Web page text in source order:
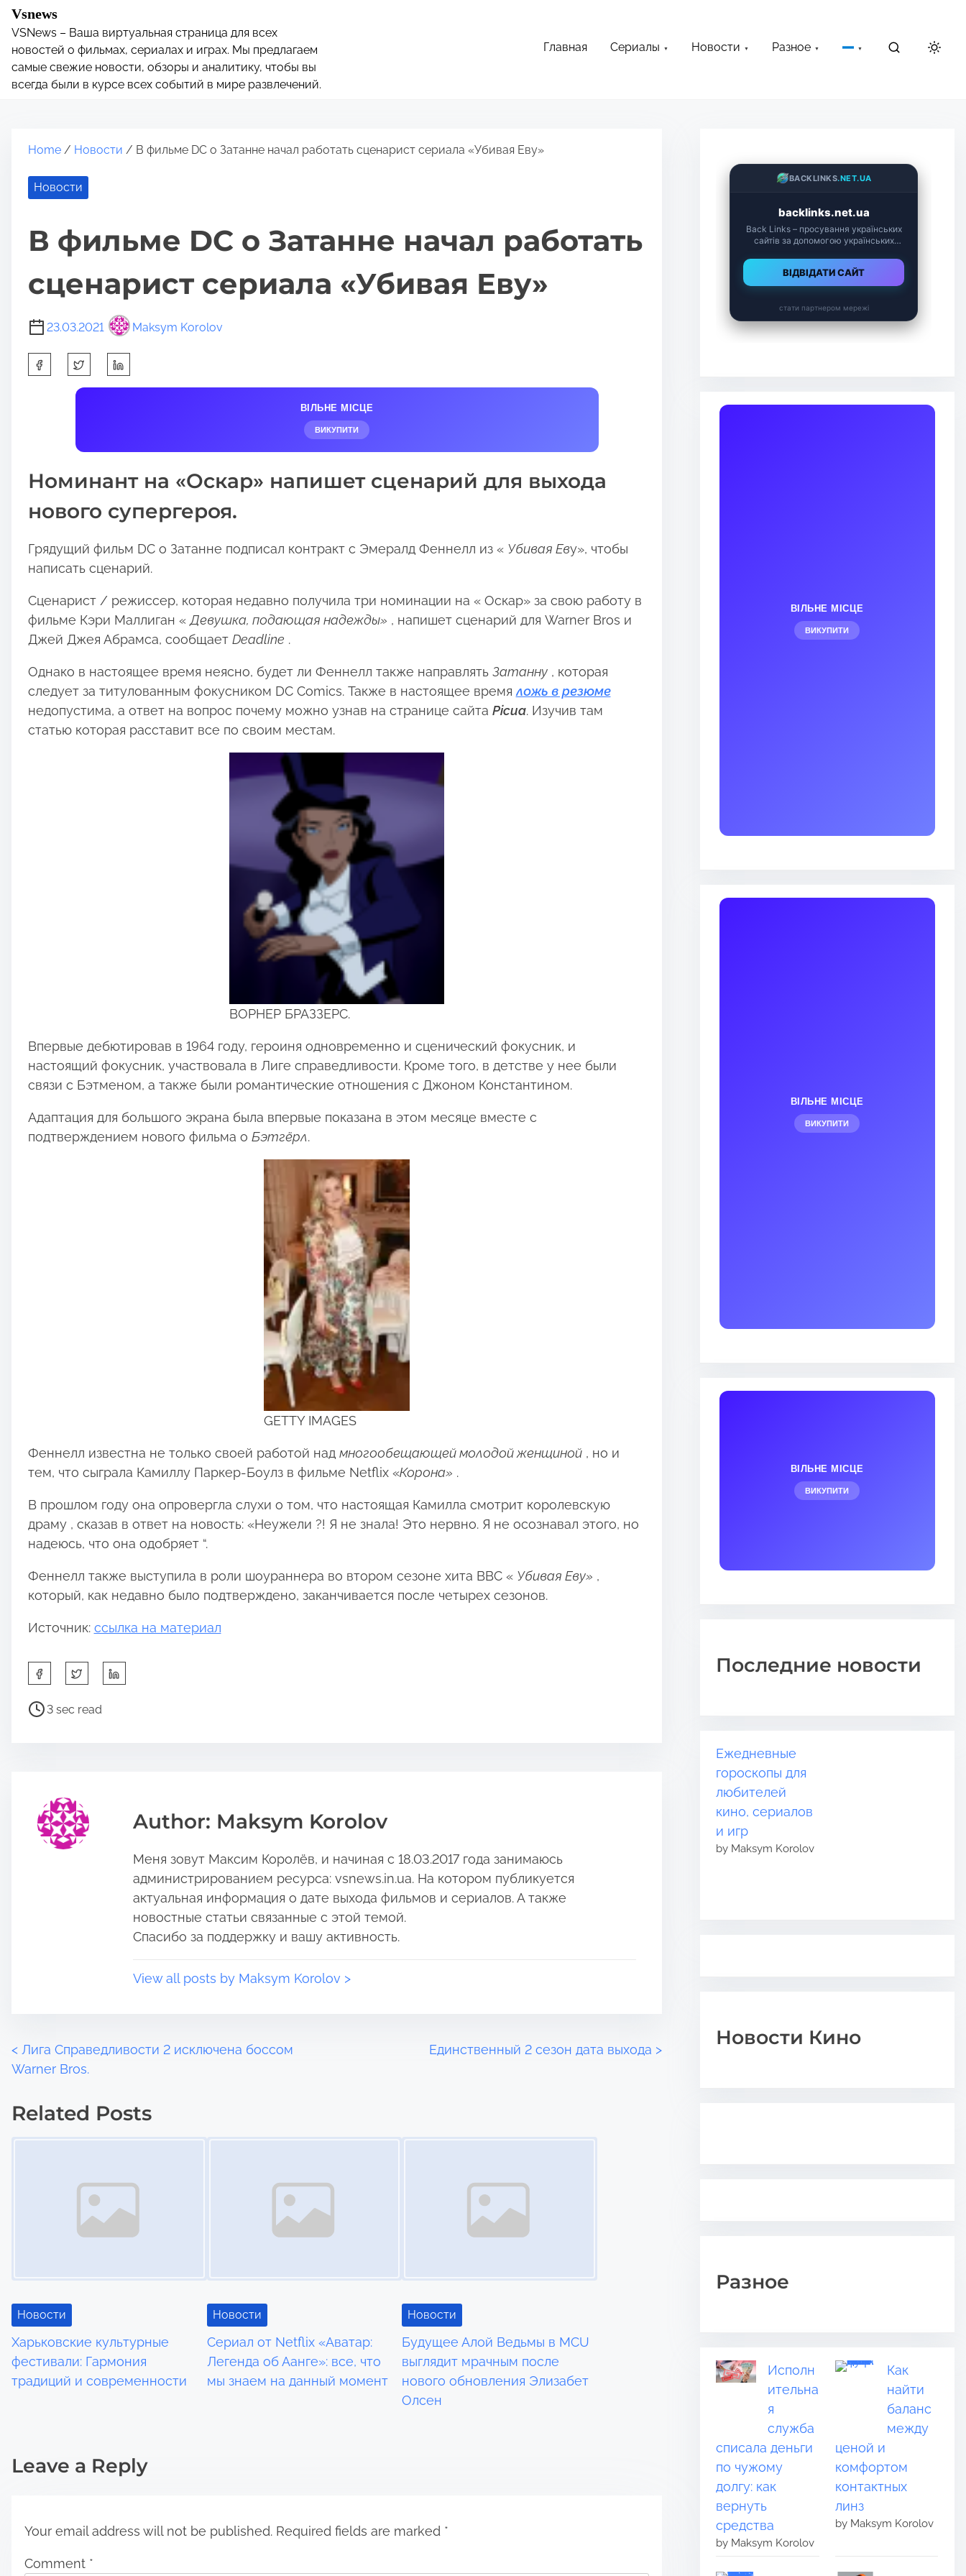
Vsnews
VSNews – Ваша виртуальная страница для всех
новостей о фильмах, сериалах и играх. Мы предлагаем
самые свежие новости, обзоры и аналитику, чтобы вы
всегда были в курсе всех событий в мире развлечений.
Главная Сериалы Новости Разное
Home/ Новости / В фильме DC о Затанне начал работать сценарист сериала «Убивая Еву»
Новости
В фильме DC о Затанне начал работать
сценарист сериала «Убивая Еву»
23.03.2021 Maksym Korolov
h
s
o
s
t
o
n
ВІЛЬНЕ МІСЦЕ
ВИКУПИТИ
Номинант на «Оскар» напишет сценарий для выхода
нового супергероя.
Грядущий фильм DC о Затанне подписал контракт с Эмералд Феннелл из « Убивая Еву», чтобы
написать сценарий.
Сценарист / режиссер, которая недавно получила три номинации на « Оскар» за свою работу в
фильме Кэри Маллиган « Девушка, подающая надежды» , напишет сценарий для Warner Bros и
Джей Джея Абрамса, сообщает Deadline .
Однако в настоящее время неясно, будет ли Феннелл также направлять Затанну, которая
следует за титулованным фокусником DC Comics. Также в настоящее времяложь в резюме
недопустима, а ответ на вопрос почему можно узнав на странице сайта Picua. Изучив там
статью которая расставит все по своим местам.
ВОРНЕР БРАЗЗЕРС.
Впервые дебютировав в 1964 году, героиня одновременно и сценический фокусник, и
настоящий фокусник, участвовала в Лиге справедливости. Кроме того, в детстве у нее были
связи с Бэтменом, а также были романтические отношения с Джоном Константином.
Адаптация для большого экрана была впервые показана в этом месяце вместе с
подтверждением нового фильма о Бэтгёрл.
GETTY IMAGES
Феннелл известна не только своей работой над многообещающей молодой женщиной, но и
тем, что сыграла Камиллу Паркер-Боулз в фильме Netflix «Корона» .
В прошлом году она опровергла слухи о том, что настоящая Камилла смотрит королевскую
драму , сказав в ответ на новость: «Неужели ?! Я не знала! Это нервно. Я не осознавал этого, но
надеюсь, что она одобряет “.
Феннелл также выступила в роли шоураннера во втором сезоне хита BBC « Убивая Еву» ,
который, как недавно было подтверждено, заканчивается после четырех сезонов.
Источник: ссылка на материал
h
a
P
o
3 sec read
Author: Maksym Korolov
Меня зовут Максим Королёв, и начиная с 18.03.2017 года занимаюсь
администрированием ресурса: vsnews.in.ua. На котором публикуется
актуальная информация о дате выхода фильмов и сериалов. А также
новостные статьи связанные с этой темой.
Спасибо за поддержку и вашу активность.
View all posts by Maksym Korolov >
P
s
g
a
t
n
< Лига Справедливости 2 исключена боссом
Warner Bros.
Единственный 2 сезон дата выхода >
Related Posts
Новости
Харьковские культурные
фестивали: Гармония
традиций и современности
Новости
Сериал от Netflix «Аватар:
Легенда об Аанге»: все, что
мы знаем на данный момент
Новости
Будущее Алой Ведьмы в MCU
выглядит мрачным после
нового обновления Элизабет
Олсен
Leave a Reply
Your email address will not be published. Required fields are marked *
Comment *
ВІЛЬНЕ МІСЦЕ
ВИКУПИТИ
ВІЛЬНЕ МІСЦЕ
ВИКУПИТИ
ВІЛЬНЕ МІСЦЕ
ВИКУПИТИ
Последние новости
Ежедневные
гороскопы для
любителей
кино, сериалов
и игр
by Maksym Korolov
Новости Кино
Разное
Исполн
ительна
я
служба
списала деньги
по чужому
долгу: как
вернуть
средства
by Maksym Korolov
Как
найти
баланс
между
ценой и
комфортом
контактных
линз
by Maksym Korolov